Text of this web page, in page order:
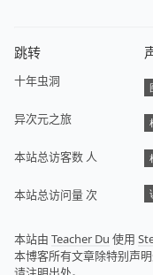
跳转
十年虫洞
异次元之旅
本站总访客数 人
本站总访问量次
本站由 Teacher Du 使用
本博客所有文章除特别声